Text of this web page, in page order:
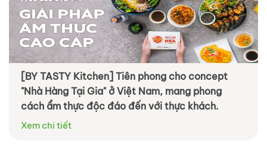
[BY TASTY Kitchen] Tiên phong cho concept
"Nhà Hàng Tại Gia" ở Việt Nam, mang phong
cách ẩm thực độc đáo đến với thực khách.
Xem chi tiết